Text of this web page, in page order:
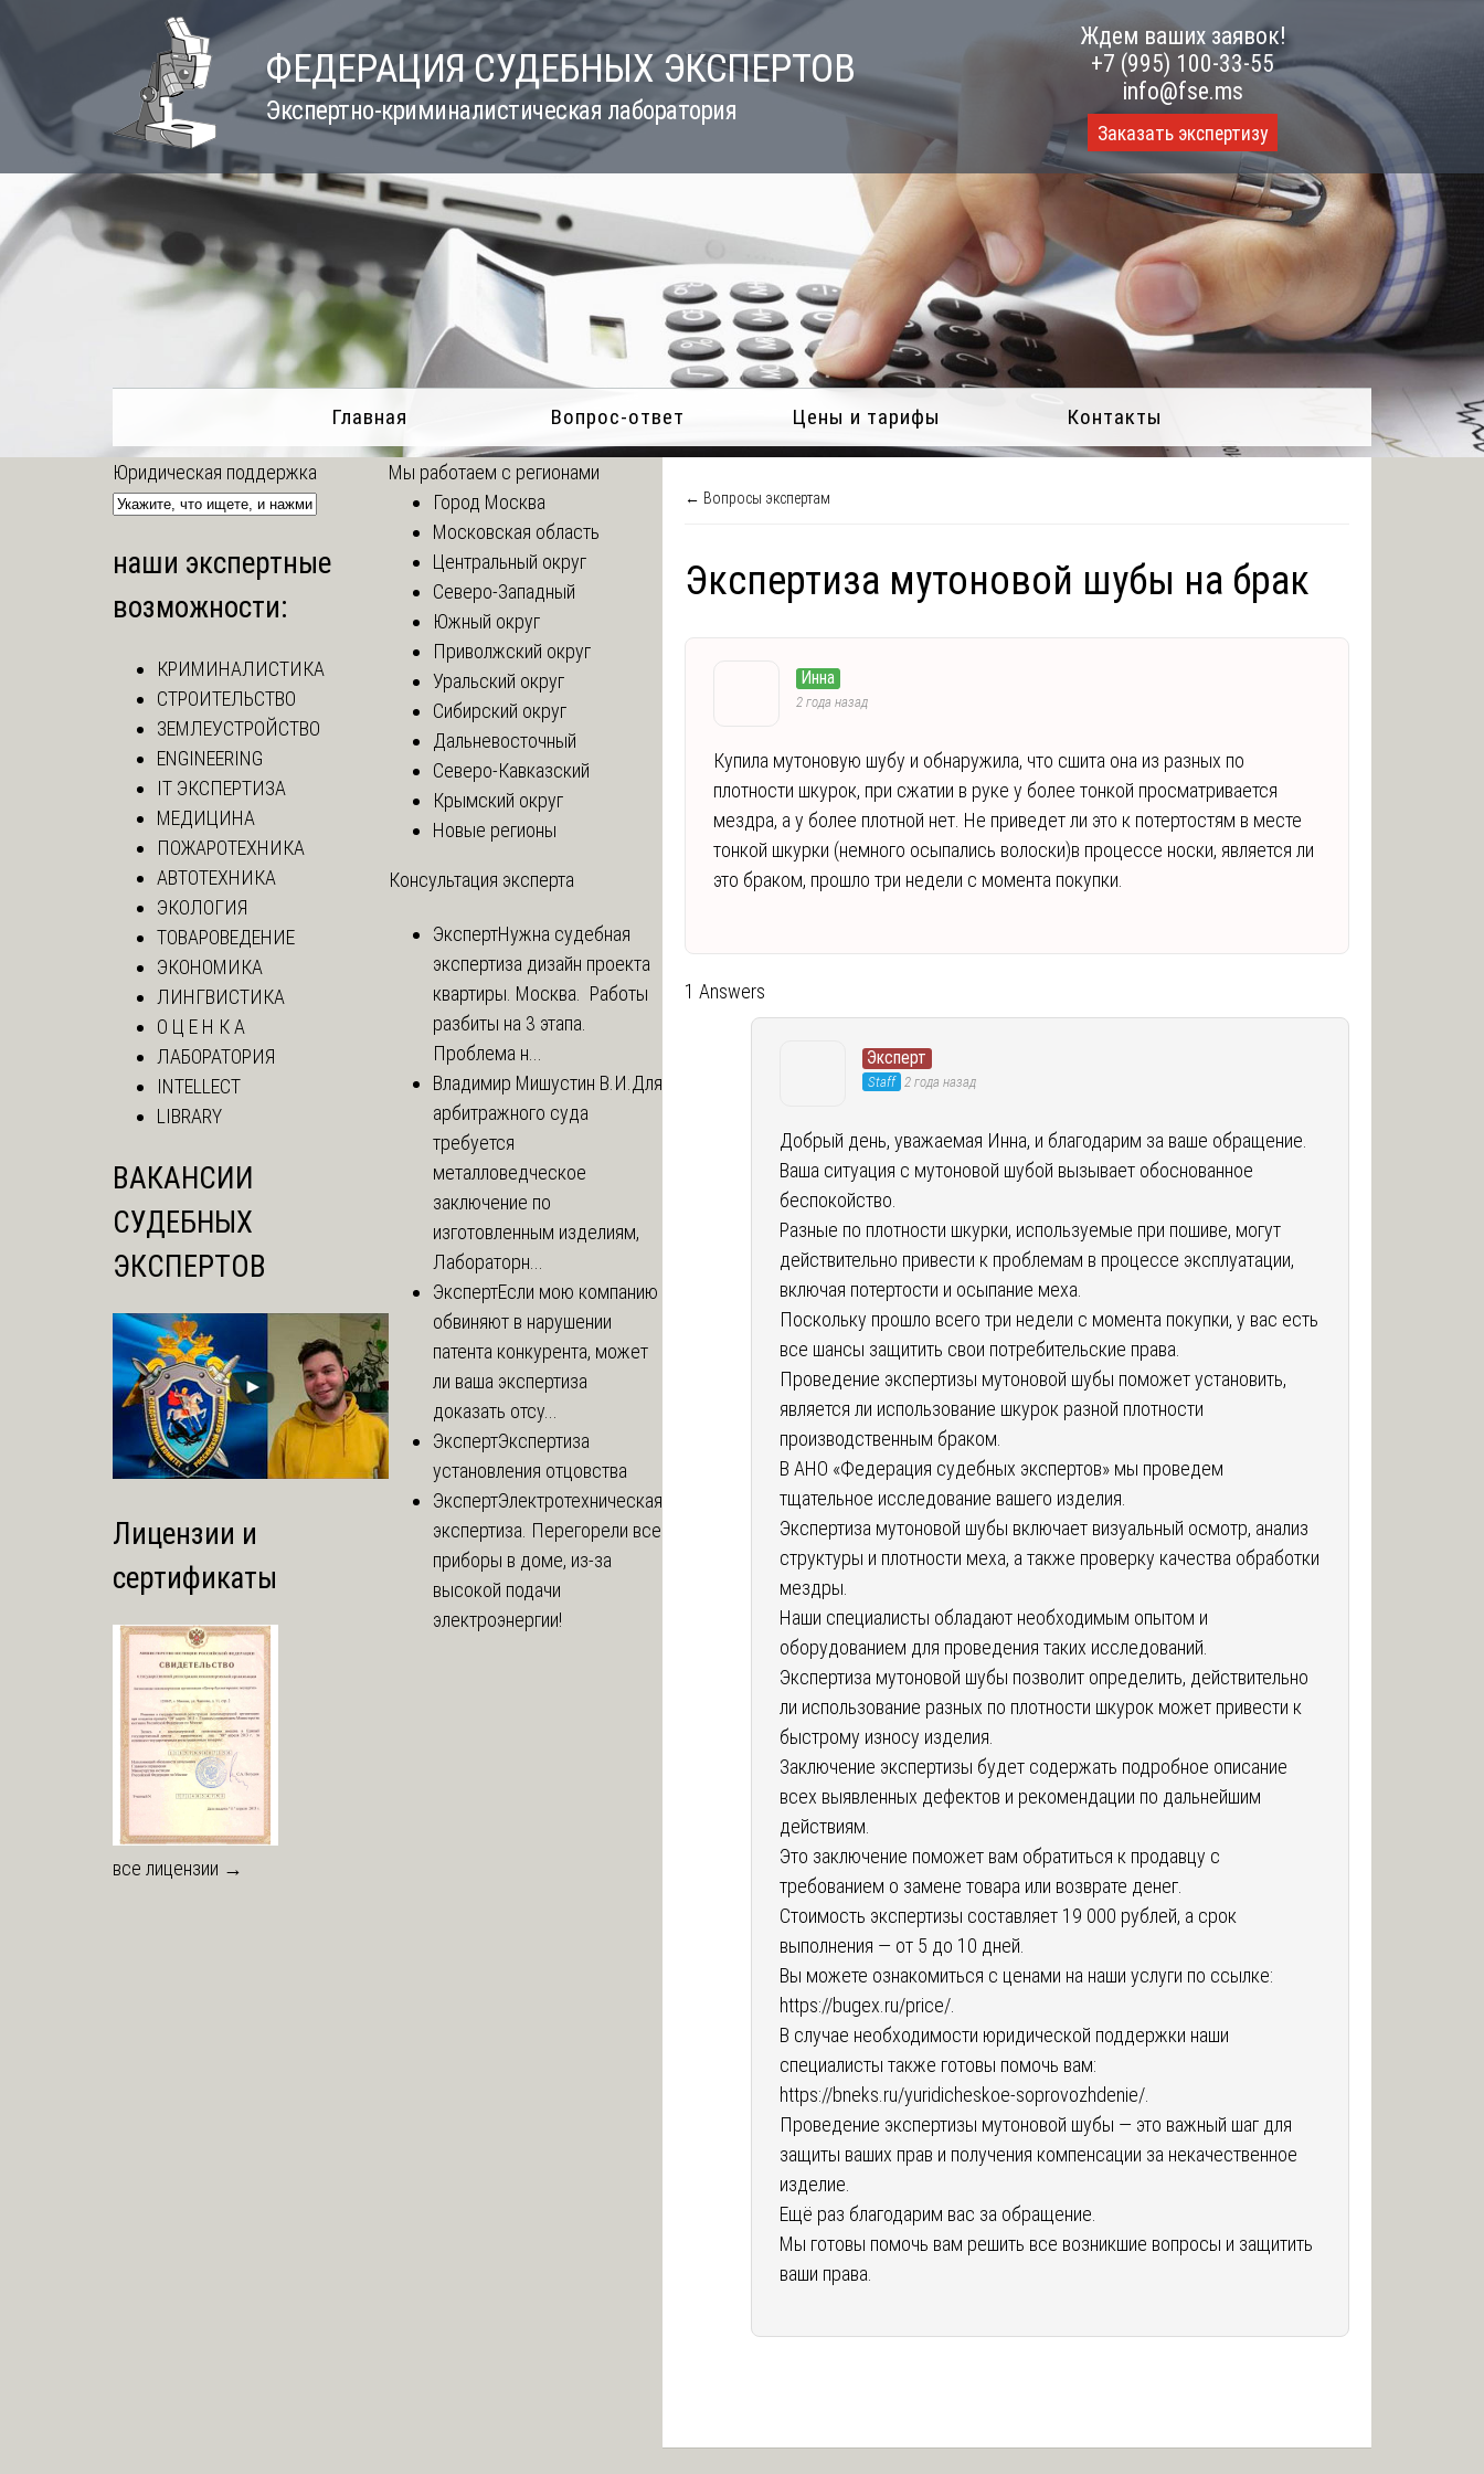
content
ФЕДЕРАЦИЯ СУДЕБНЫХ ЭКСПЕРТОВ
Экспертно-криминалистическая лаборатория
Ждем ваших заявок!
+7 (995) 100-33-55
info@fse.ms
Заказать экспертизу
Главная Вопрос-ответ Цены и тарифы Контакты
← Вопросы экспертам
Экспертиза мутоновой шубы на брак
Инна
2 года назад
Купила мутоновую шубу и обнаружила, что сшита она из разных по
плотности шкурок, при сжатии в руке у более тонкой просматривается
мездра, а у более плотной нет. Не приведет ли это к потертостям в месте
тонкой шкурки (немного осыпались волоски)в процессе носки, является ли
это браком, прошло три недели с момента покупки.
1 Answers
Эксперт
Staff 2 года назад
Добрый день, уважаемая Инна, и благодарим за ваше обращение.
Ваша ситуация с мутоновой шубой вызывает обоснованное
беспокойство.
Разные по плотности шкурки, используемые при пошиве, могут
действительно привести к проблемам в процессе эксплуатации,
включая потертости и осыпание меха.
Поскольку прошло всего три недели с момента покупки, у вас есть
все шансы защитить свои потребительские права.
Проведение экспертизы мутоновой шубы поможет установить,
является ли использование шкурок разной плотности
производственным браком.
В АНО «Федерация судебных экспертов» мы проведем
тщательное исследование вашего изделия.
Экспертиза мутоновой шубы включает визуальный осмотр, анализ
структуры и плотности меха, а также проверку качества обработки
мездры.
Наши специалисты обладают необходимым опытом и
оборудованием для проведения таких исследований.
Экспертиза мутоновой шубы позволит определить, действительно
ли использование разных по плотности шкурок может привести к
быстрому износу изделия.
Заключение экспертизы будет содержать подробное описание
всех выявленных дефектов и рекомендации по дальнейшим
действиям.
Это заключение поможет вам обратиться к продавцу с
требованием о замене товара или возврате денег.
Стоимость экспертизы составляет 19 000 рублей, а срок
выполнения — от 5 до 10 дней.
Вы можете ознакомиться с ценами на наши услуги по ссылке:
https://bugex.ru/price/
В случае необходимости юридической поддержки наши
специалисты также готовы помочь вам:
https://bneks.ru/yuridicheskoe-soprovozhdenie/
Проведение экспертизы мутоновой шубы — это важный шаг для
защиты ваших прав и получения компенсации за некачественное
изделие.
Ещё раз благодарим вас за обращение.
Мы готовы помочь вам решить все возникшие вопросы и защитить
ваши права.
Юридическая поддержка
наши экспертные
возможности:
КРИМИНАЛИСТИКА
СТРОИТЕЛЬСТВО
ЗЕМЛЕУСТРОЙСТВО
ENGINEERING
IT ЭКСПЕРТИЗА
МЕДИЦИНА
ПОЖАРОТЕХНИКА
АВТОТЕХНИКА
ЭКОЛОГИЯ
ТОВАРОВЕДЕНИЕ
ЭКОНОМИКА
ЛИНГВИСТИКА
О Ц Е Н К А
ЛАБОРАТОРИЯ
INTELLECT
LIBRARY
ВАКАНСИИ
СУДЕБНЫХ
ЭКСПЕРТОВ
Лицензии и
сертификаты
все лицензии →
Мы работаем с регионами
Город Москва
Московская область
Центральный округ
Северо-Западный
Южный округ
Приволжский округ
Уральский округ
Сибирский округ
Дальневосточный
Северо-Кавказский
Крымский округ
Новые регионы
Консультация эксперта
ЭкспертНужна судебная
экспертиза дизайн проекта
квартиры. Москва. Работы
разбиты на 3 этапа.
Проблема н...
Владимир Мишустин В.И. Для
арбитражного суда
требуется
металловедческое
заключение по
изготовленным изделиям,
Лабораторн...
ЭкспертЕсли мою компанию
обвиняют в нарушении
патента конкурента, может
ли ваша экспертиза
доказать отсу...
ЭкспертЭкспертиза
установления отцовства
ЭкспертЭлектротехническая
экспертиза. Перегорели все
приборы в доме, из-за
высокой подачи
электроэнергии!